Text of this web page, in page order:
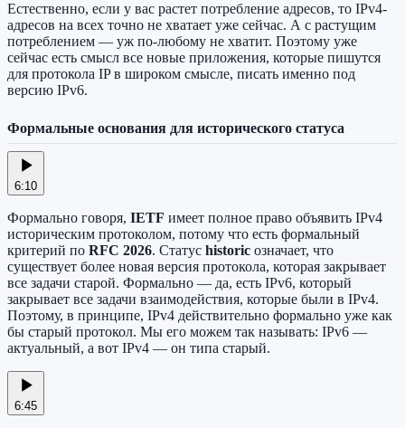
Естественно, если у вас растет потребление адресов, то IPv4-
адресов на всех точно не хватает уже сейчас. А с растущим
потреблением — уж по-любому не хватит. Поэтому уже
сейчас есть смысл все новые приложения, которые пишутся
для протокола IP в широком смысле, писать именно под
версию IPv6.
Формальные основания для исторического статуса
6:10
Формально говоря, IETF имеет полное право объявить IPv4
историческим протоколом, потому что есть формальный
критерий по RFC 2026. Статус historic означает, что
существует более новая версия протокола, которая закрывает
все задачи старой. Формально — да, есть IPv6, который
закрывает все задачи взаимодействия, которые были в IPv4.
Поэтому, в принципе, IPv4 действительно формально уже как
бы старый протокол. Мы его можем так называть: IPv6 —
актуальный, а вот IPv4 — он типа старый.
6:45